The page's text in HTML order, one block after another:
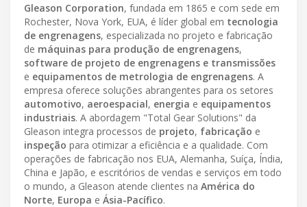
Gleason Corporation, fundada em 1865 e com sede em
Rochester, Nova York, EUA, é líder global em tecnologia
de engrenagens, especializada no projeto e fabricação
de máquinas para produção de engrenagens,
software de projeto de engrenagens e transmissões
e equipamentos de metrologia de engrenagens. A
empresa oferece soluções abrangentes para os setores
automotivo, aeroespacial, energia e equipamentos
industriais. A abordagem "Total Gear Solutions" da
Gleason integra processos de projeto, fabricação e
inspeção para otimizar a eficiência e a qualidade. Com
operações de fabricação nos EUA, Alemanha, Suíça, Índia,
China e Japão, e escritórios de vendas e serviços em todo
o mundo, a Gleason atende clientes na América do
Norte, Europa e Ásia-Pacífico.